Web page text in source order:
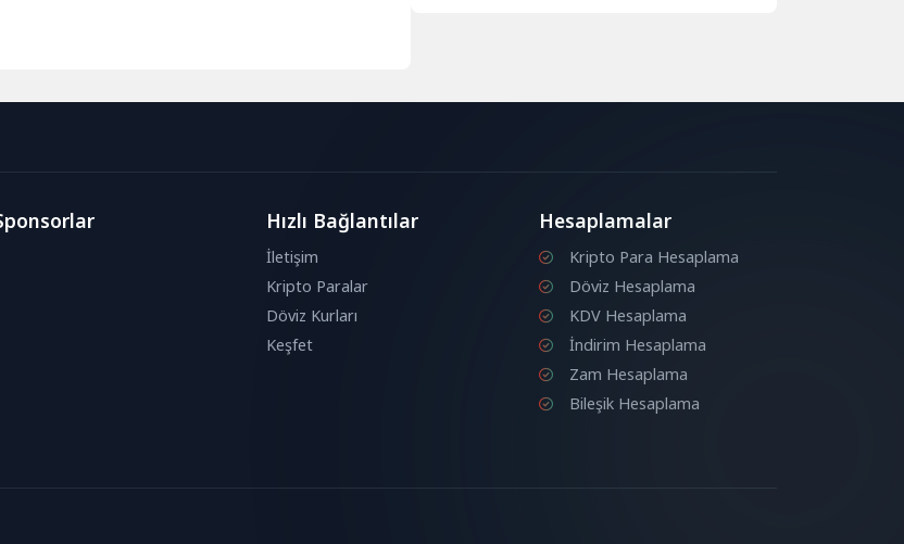
Hızlı Bağlantılar
İletişim
Kripto Paralar
Döviz Kurları
Keşfet
Hesaplamalar
Kripto Para Hesaplama
Döviz Hesaplama
KDV Hesaplama
İndirim Hesaplama
Zam Hesaplama
Bileşik Hesaplama